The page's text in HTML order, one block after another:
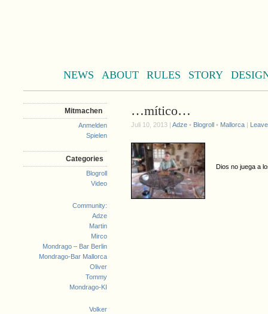
NEWS ABOUT RULES STORY
Mitmachen
Anmelden
Spielen
Categories
Blogroll
Video
Community:
Adze
Martin
Mirco
Mondrago – Bar Berlin
Mondrago-Bar Mallorca
Oliver
Tommy
Mondrago-KI
Volker
…mítico…
Juli 10, 2013 | Adze • Blogroll • Mallorca |
Dios no juega a